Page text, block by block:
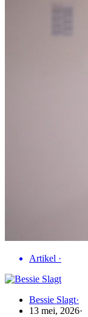
Artikel ·
Bessie Slagt·
13 mei, 2026·